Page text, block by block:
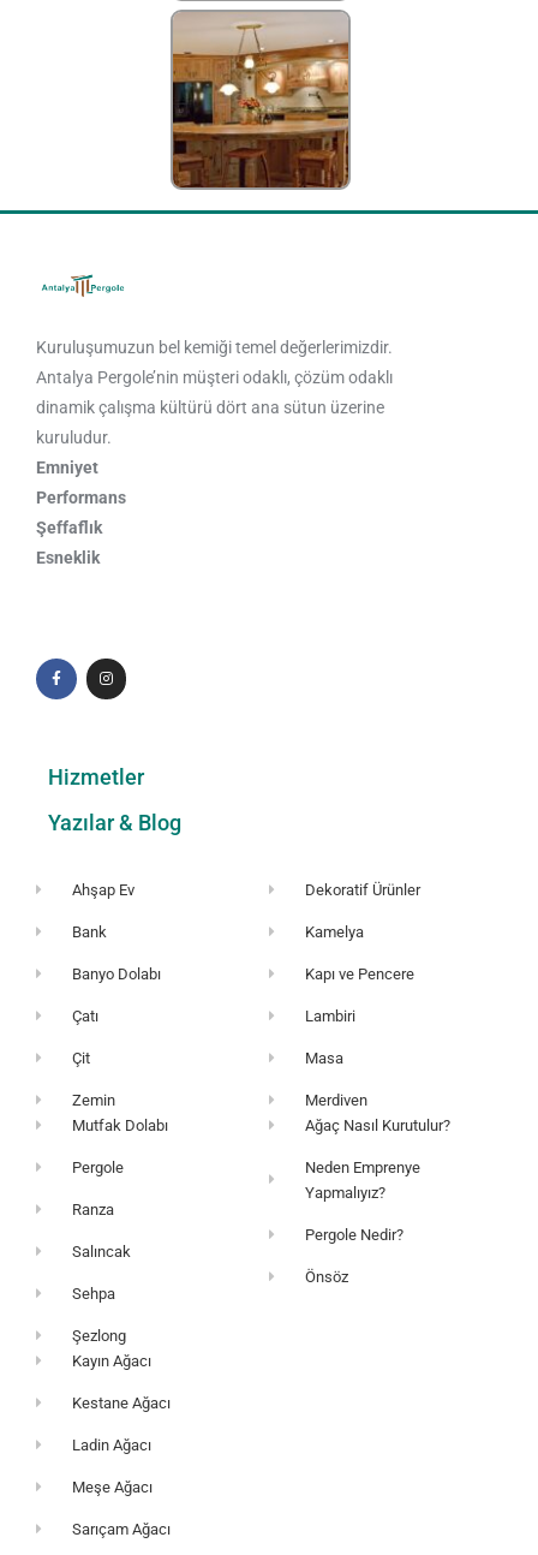
Kuruluşumuzun bel kemiği temel değerlerimizdir.
Antalya Pergole’nin müşteri odaklı, çözüm odaklı
dinamik çalışma kültürü dört ana sütun üzerine
kuruludur.
Emniyet
Performans
Şeffaflık
Esneklik
Hizmetler
Yazılar & Blog
Ahşap Ev
Bank
Banyo Dolabı
Çatı
Çit
Zemin
Dekoratif Ürünler
Kamelya
Kapı ve Pencere
Lambiri
Masa
Merdiven
Mutfak Dolabı
Pergole
Ranza
Salıncak
Sehpa
Şezlong
Ağaç Nasıl Kurutulur?
Neden Emprenye
Yapmalıyız?
Pergole Nedir?
Önsöz
Kayın Ağacı
Kestane Ağacı
Ladin Ağacı
Meşe Ağacı
Sarıçam Ağacı